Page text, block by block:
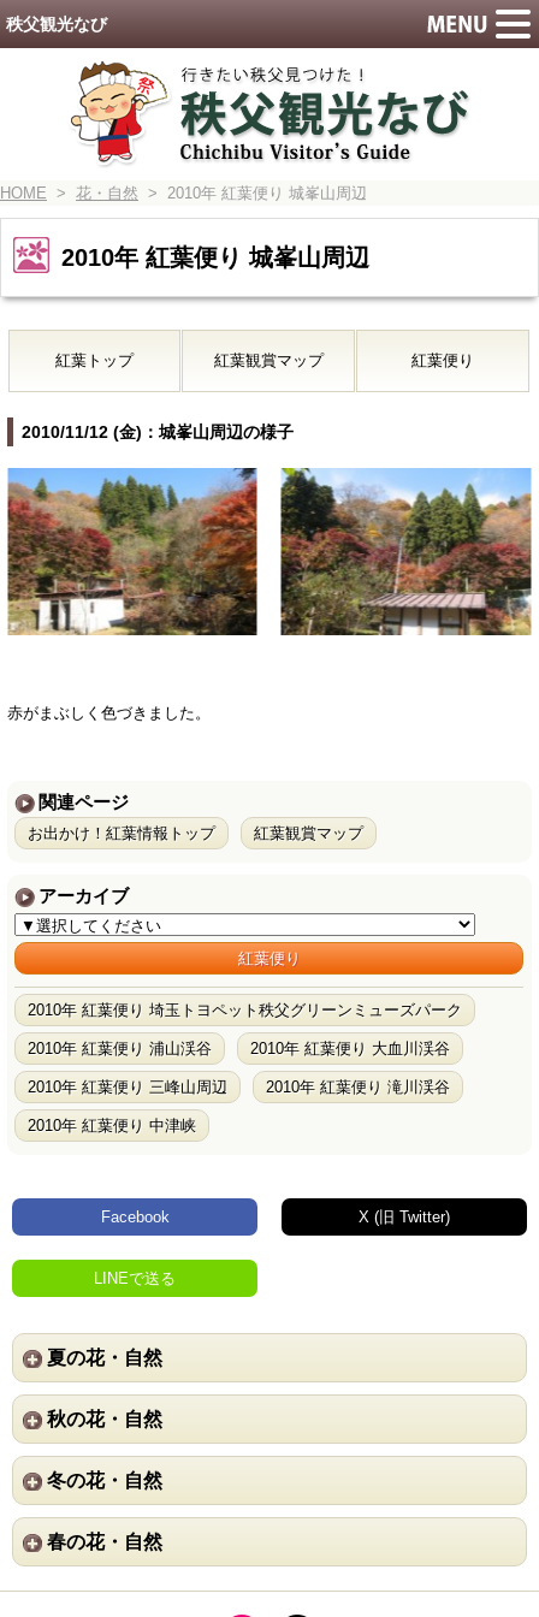
HOME > 花・自然 > 2010年 紅葉便り 城峯山周辺
2010年 紅葉便り 城峯山周辺
紅葉トップ 紅葉観賞マップ 紅葉便り
2010/11/12 (金)：城峯山周辺の様子
赤がまぶしく色づきました。
関連ページ
お出かけ！紅葉情報トップ 紅葉観賞マップ
アーカイブ
紅葉便り
2010年 紅葉便り 埼玉トヨペット秩父グリーンミューズパーク
2010年 紅葉便り 浦山渓谷 2010年 紅葉便り 大血川渓谷
2010年 紅葉便り 三峰山周辺 2010年 紅葉便り 滝川渓谷
2010年 紅葉便り 中津峡
Facebook X (旧 Twitter)
LINEで送る
夏の花・自然
秋の花・自然
冬の花・自然
春の花・自然
秩父観光なび